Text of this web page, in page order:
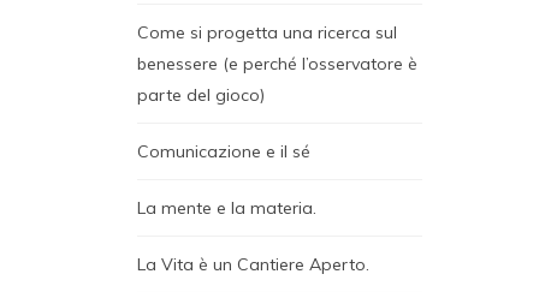
Come si progetta una ricerca sul
benessere (e perché l’osservatore è
parte del gioco)
Comunicazione e il sé
La mente e la materia.
La Vita è un Cantiere Aperto.